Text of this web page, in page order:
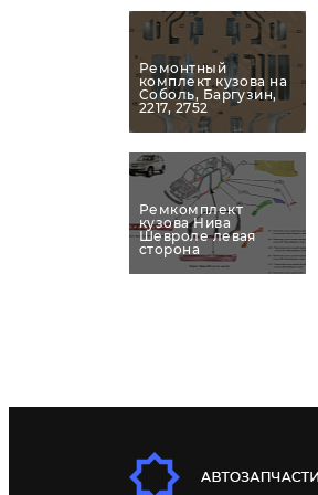
Ремонтный
комплект кузова на
Соболь, Баргузин,
2217, 2752
Ремкомплект
кузова Нива
Шевроле левая
сторона